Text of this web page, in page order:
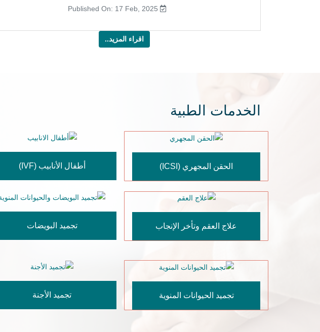
اقراء المزيد..
الخدمات الطبية
الحقن المجهري (ICSI) أطفال الأنابيب (IVF)
علاج العقم وتأخر الإنجاب تجميد البويضات
تجميد الحيوانات المنوية تجميد الأجنة